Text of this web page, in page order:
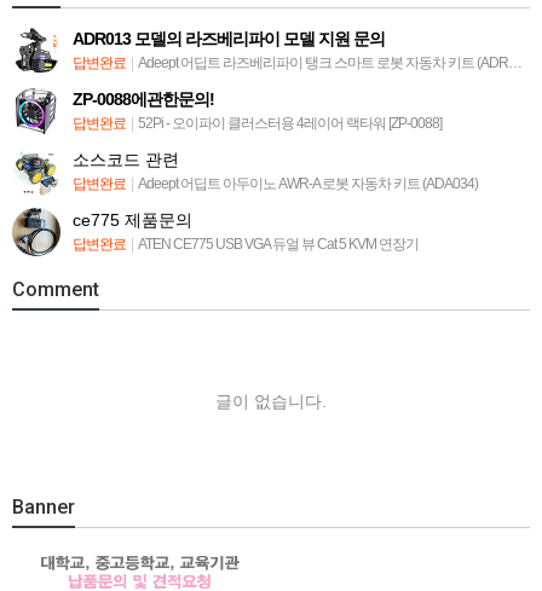
ADR013 모델의 라즈베리파이 모델 지원 문의
답변완료 Adeept 어딥트 라즈베리파이 탱크 스마트 로봇 자동차 키트 (ADR013)
ZP-0088에관한문의!
답변완료 52Pi - 오이파이 클러스터용 4레이어 랙타워 [ZP-0088]
소스코드 관련
답변완료 Adeept 어딥트 아두이노 AWR-A 로봇 자동차 키트 (ADA034)
ce775 제품문의
답변완료 ATEN CE775 USB VGA 듀얼 뷰 Cat 5 KVM 연장기
Comment
글이 없습니다.
Banner